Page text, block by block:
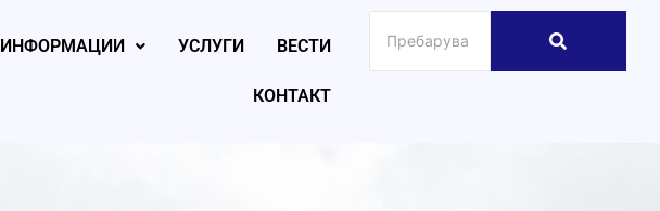
ИНФОРМАЦИИ УСЛУГИ ВЕСТИ
КОНТАКТ